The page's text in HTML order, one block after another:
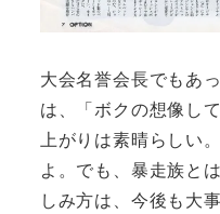
大会名誉会長でもあ
は、「ボクの想像し
上がりは素晴らしい
よ。でも、暴走族と
しみ方は、今後も大